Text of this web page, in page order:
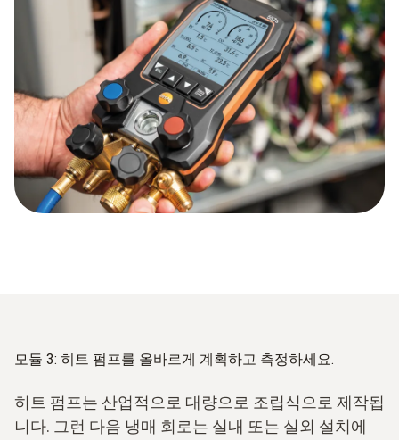
모듈 3: 히트 펌프를 올바르게 계획하고 측정하세요.
히트 펌프는 산업적으로 대량으로 조립식으로 제작됩
니다. 그런 다음 냉매 회로는 실내 또는 실외 설치에